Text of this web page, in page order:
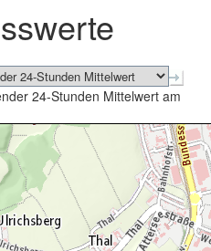
schließen
24-Stunden Mittelwert am